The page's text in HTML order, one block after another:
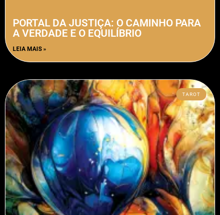
PORTAL DA JUSTIÇA: O CAMINHO PARA
A VERDADE E O EQUILÍBRIO
LEIA MAIS »
TAROT